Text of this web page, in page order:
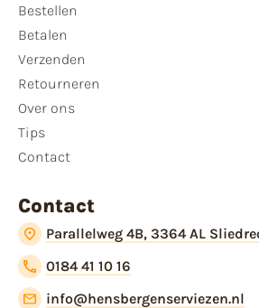
Bestellen
Betalen
Verzenden
Retourneren
Over ons
Tips
Contact
Contact
Parallelweg 4B, 3364 AL
0184 41 10 16
info@hensbergenserviezen.nl